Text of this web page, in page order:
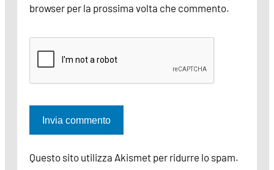
browser per la prossima volta che commento.
Questo sito utilizza Akismet per ridurre lo spam.